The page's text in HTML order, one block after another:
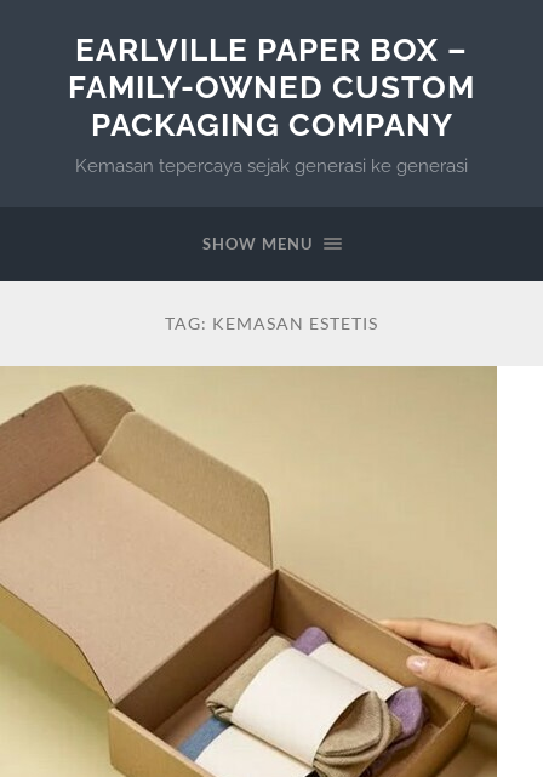
EARLVILLE PAPER BOX –
FAMILY-OWNED CUSTOM
PACKAGING COMPANY
Kemasan tepercaya sejak generasi ke generasi
SHOW MENU
TAG: KEMASAN ESTETIS